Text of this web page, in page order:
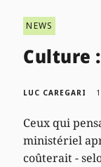
NEWS
Culture
LUC CAREGARI
Ceux qui
ministériel
coûterait -